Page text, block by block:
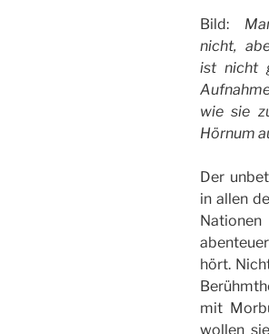
Bild:
nicht,
ist nicht
wie sie
Hörnum
Der
in allen
hört.
mit
wollen